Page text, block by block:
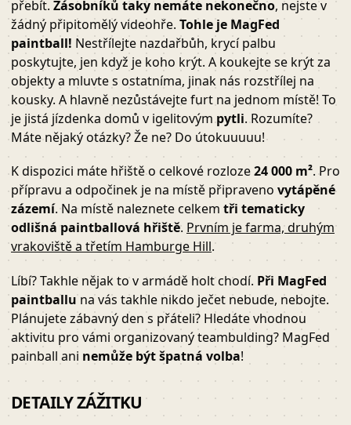
přebít. Zásobníků taky nemáte nekonečno, nejste v
žádný připitomělý videohře. Tohle je MagFed
paintball! Nestřílejte nazdařbůh, krycí palbu
poskytujte, jen když je koho krýt. A koukejte se krýt za
objekty a mluvte s ostatníma, jinak nás rozstřílej na
kousky. A hlavně nezůstávejte furt na jednom místě! To
je jistá jízdenka domů v igelitovýmpytli. Rozumíte?
Máte nějaký otázky? Že ne? Do útokuuuuu!
K dispozici máte hřiště o celkové rozloze24 000 m². Pro
přípravu a odpočinek je na místě připraveno vytápěné
zázemí. Na místě naleznete celkem tři tematicky
odlišná paintballová hřiště. Prvním je farma, druhým
vrakoviště a třetím Hamburge Hill.
Líbí? Takhle nějak to v armádě holt chodí. Při MagFed
paintballuna vás takhle nikdo ječet nebude, nebojte.
Plánujete zábavný den s přáteli? Hledáte vhodnou
aktivitu pro vámi organizovaný teambulding? MagFed
painball ani nemůže být špatná volba!
DETAILY ZÁŽITKU